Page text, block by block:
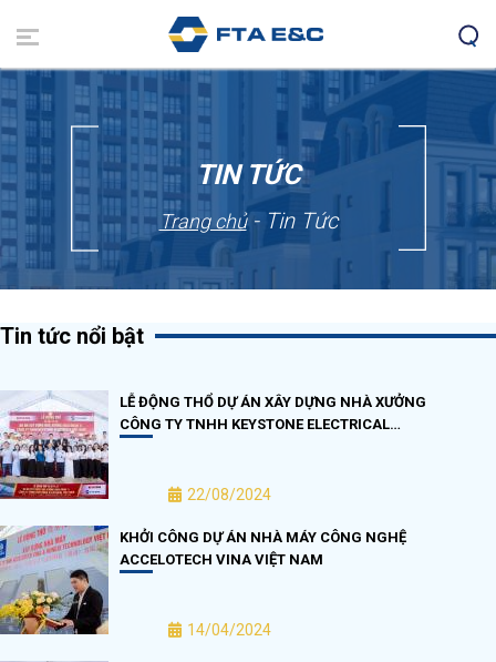
đến
nội
dung
TIN TỨC
Trang chủ- Tin Tức
Tin tức nổi bật
LỄ ĐỘNG THỔ DỰ ÁN XÂY DỰNG NHÀ XƯỞNG
CÔNG TY TNHH KEYSTONE ELECTRICAL…
22/08/2024
KHỞI CÔNG DỰ ÁN NHÀ MÁY CÔNG NGHỆ
ACCELOTECH VINA VIỆT NAM
14/04/2024